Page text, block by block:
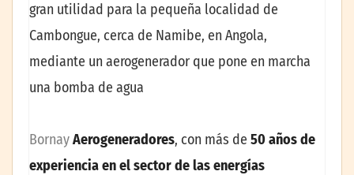
gran utilidad para la pequeña localidad de
Cambongue, cerca de Namibe, en Angola,
mediante un aerogenerador que pone en marcha
una bomba de agua
BornayAerogeneradores, con más de 50 años de
experiencia en el sector de las energías